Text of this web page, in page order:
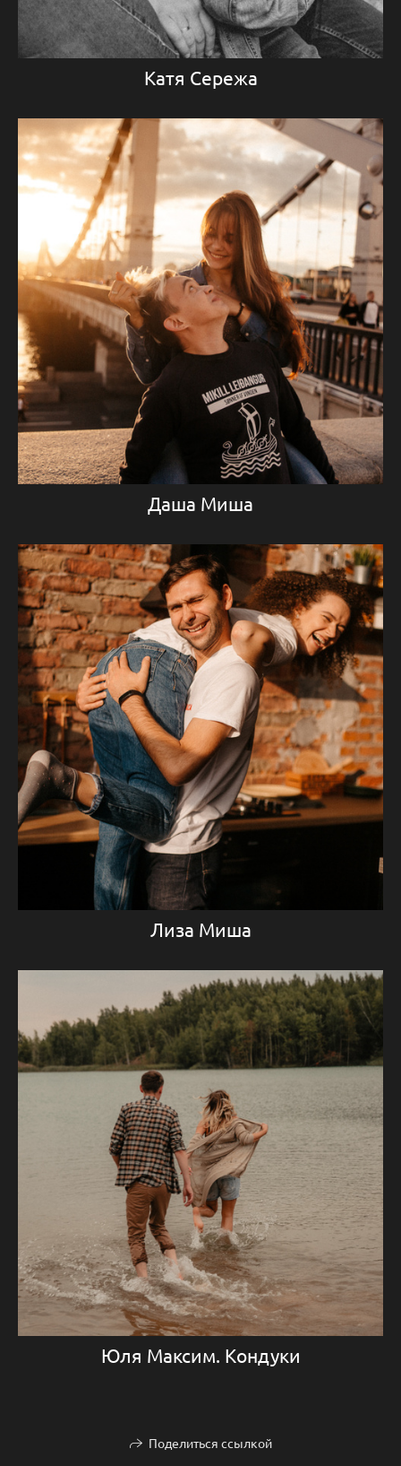
Катя Сережа
Даша Миша
Лиза Миша
Юля Максим. Кондуки
Поделиться ссылкой